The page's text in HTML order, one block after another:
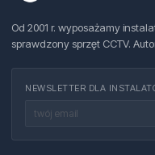
Od 2001 r. wyposażamy
sprawdzony sprzęt CCTV.
NEWSLETTER DLA